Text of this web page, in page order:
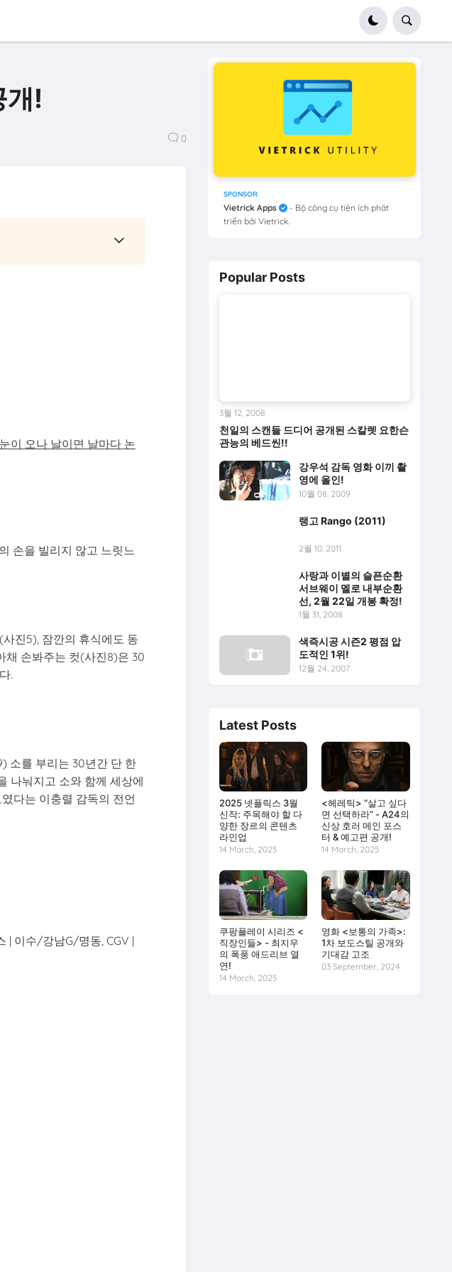
개!
0
이 오나 날이면 날마다 논
손을 빌리지 않고 느릿느
진5), 잠깐의 휴식에도 동
채 손봐주는 컷(사진8)은 30
.
소를 부리는 30년간 단 한
나눠지고 소와 함께 세상에
다는 이충렬 감독의 전언
| 이수/강남G/명동, CGV |
SPONSOR
Vietrick Apps
- Bộ công cụ tiện ích phát
triển bởi Vietrick.
Popular Posts
천일의 스캔들 드디어 공개된 스칼렛 요한슨
관능의 베드씬!!
3월 12, 2008
강우석 감독 영화 이끼 촬
영에 올인!
10월 08, 2009
랭고 Rango (2011)
2월 10, 2011
사랑과 이별의 슬픈순환
서브웨이 멜로 내부순환
선, 2월 22일 개봉 확정!
1월 31, 2008
색즉시공 시즌2 평점 압
도적인 1위!
12월 24, 2007
Latest Posts
2025 넷플릭스 3월
신작: 주목해야 할 다
양한 장르의 콘텐츠
라인업
14 March, 2025
<헤레틱> “살고 싶다
면 선택하라” - A24의
신상 호러 메인 포스
터 & 예고편 공개!
14 March, 2025
쿠팡플레이 시리즈 <
직장인들> - 최지우
의 폭풍 애드리브 열
연!
14 March, 2025
영화 <보통의 가족>:
1차 보도스틸 공개와
기대감 고조
03 September, 2024